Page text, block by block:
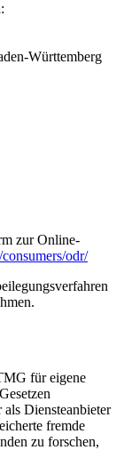
Württemberg
zur Online-
odr/
für eigene
Diensteanbieter
fremde
zu forschen,